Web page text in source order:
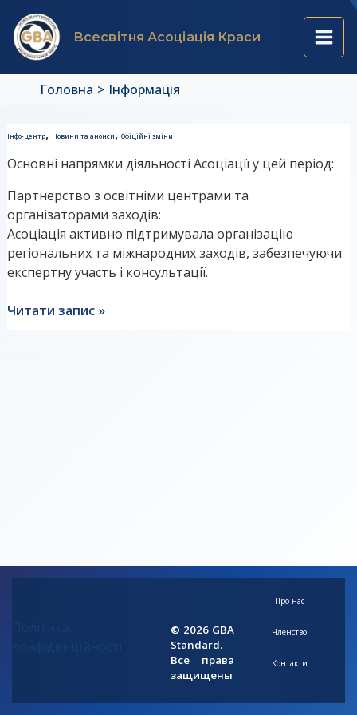
Перейти
до
вмісту
Всесвітня Асоціація Краси
Main
Головна Інформація
Інфо-центр, Новини та анонси, Офіційні зміни
Основні напрямки діяльності Асоціації у цей період:
Партнерство з освітніми центрами та
організаторами заходів:
Асоціація активно підтримувала організацію
регіональних та міжнародних заходів, забезпечуючи
експертну участь і консультації.
Перейменування
у
2017
році:
причини
та
перспективи?
Читати запис »
© 2026 GBA
Standard.
Все права
защищены
Про нас
Членство
Контакти